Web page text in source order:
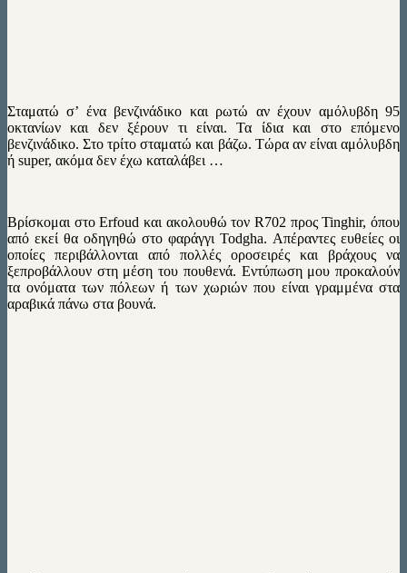
Σταματώ σ’ ένα βενζινάδικο και ρωτώ αν έχουν αμόλυβδη 95
οκτανίων και δεν ξέρουν τι είναι. Τα ίδια και στο επόμενο
βενζινάδικο. Στο τρίτο σταματώ και βάζω. Τώρα αν είναι αμόλυβδη
ή super, ακόμα δεν έχω καταλάβει …
Βρίσκομαι στο Erfoud και ακολουθώ τον R702 προς Tinghir, όπου
από εκεί θα οδηγηθώ στο φαράγγι Todgha. Απέραντες ευθείες οι
οποίες περιβάλλονται από πολλές οροσειρές και βράχους να
ξεπροβάλλουν στη μέση του πουθενά. Εντύπωση μου προκαλούν
τα ονόματα των πόλεων ή των χωριών που είναι γραμμένα στα
αραβικά πάνω στα βουνά.